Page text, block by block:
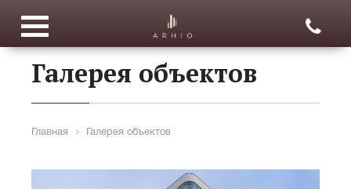
Галерея объектов
Главная Галерея объектов